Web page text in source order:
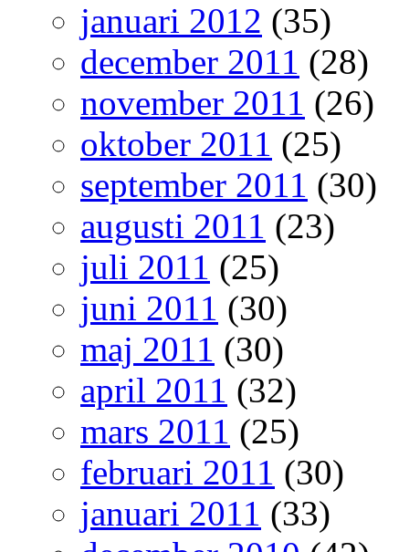
januari 2012 (35)
december 2011 (28)
november 2011 (26)
oktober 2011 (25)
september 2011 (30)
augusti 2011 (23)
juli 2011 (25)
juni 2011 (30)
maj 2011 (30)
april 2011 (32)
mars 2011 (25)
februari 2011 (30)
januari 2011 (33)